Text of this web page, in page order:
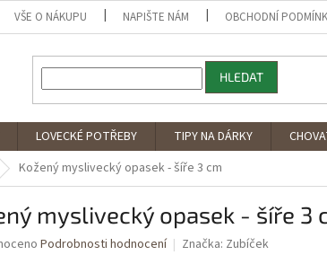
VŠE O NÁKUPU NAPIŠTE NÁM OBCHODNÍ
HLEDAT
LOVECKÉ POTŘEBY TIPY NA DÁRKY
Kožený myslivecký opasek - šíře 3 cm
myslivecký opasek - šíře 3
Podrobnosti hodnocení Značka: Zubíček